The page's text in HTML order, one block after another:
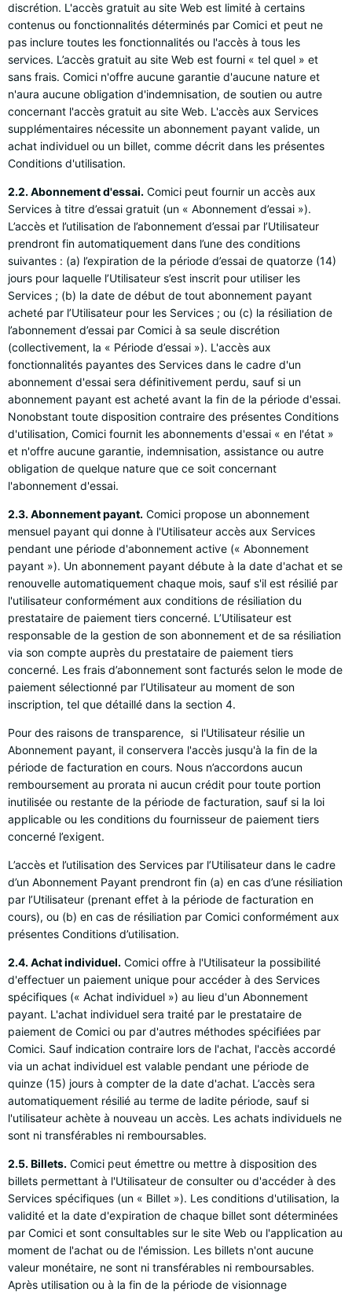
discrétion. L'accès gratuit au site Web est limité à certains
contenus ou fonctionnalités déterminés par Comici et peut ne
pas inclure toutes les fonctionnalités ou l'accès à tous les
services. L’accès gratuit au site Web est fourni « tel quel » et
sans frais. Comici n'offre aucune garantie d'aucune nature et
n'aura aucune obligation d'indemnisation, de soutien ou autre
concernant l'accès gratuit au site Web. L'accès aux Services
supplémentaires nécessite un abonnement payant valide, un
achat individuel ou un billet, comme décrit dans les présentes
Conditions d'utilisation.
2.2. Abonnement d'essai. Comici peut fournir un accès aux
Services à titre d’essai gratuit (un « Abonnement d’essai »).
L’accès et l’utilisation de l’abonnement d’essai par l’Utilisateur
prendront fin automatiquement dans l’une des conditions
suivantes : (a) l’expiration de la période d’essai de quatorze (14)
jours pour laquelle l’Utilisateur s’est inscrit pour utiliser les
Services ; (b) la date de début de tout abonnement payant
acheté par l’Utilisateur pour les Services ; ou (c) la résiliation de
l’abonnement d’essai par Comici à sa seule discrétion
(collectivement, la « Période d’essai »). L'accès aux
fonctionnalités payantes des Services dans le cadre d'un
abonnement d'essai sera définitivement perdu, sauf si un
abonnement payant est acheté avant la fin de la période d'essai.
Nonobstant toute disposition contraire des présentes Conditions
d'utilisation, Comici fournit les abonnements d'essai « en l'état »
et n'offre aucune garantie, indemnisation, assistance ou autre
obligation de quelque nature que ce soit concernant
l'abonnement d'essai.
2.3. Abonnement payant. Comici propose un abonnement
mensuel payant qui donne à l'Utilisateur accès aux Services
pendant une période d'abonnement active (« Abonnement
payant »). Un abonnement payant débute à la date d'achat et se
renouvelle automatiquement chaque mois, sauf s'il est résilié par
l'utilisateur conformément aux conditions de résiliation du
prestataire de paiement tiers concerné. L’Utilisateur est
responsable de la gestion de son abonnement et de sa résiliation
via son compte auprès du prestataire de paiement tiers
concerné. Les frais d’abonnement sont facturés selon le mode de
paiement sélectionné par l’Utilisateur au moment de son
inscription, tel que détaillé dans la section 4.
Pour des raisons de transparence, si l'Utilisateur résilie un
Abonnement payant, il conservera l'accès jusqu'à la fin de la
période de facturation en cours. Nous n’accordons aucun
remboursement au prorata ni aucun crédit pour toute portion
inutilisée ou restante de la période de facturation, sauf si la loi
applicable ou les conditions du fournisseur de paiement tiers
concerné l’exigent.
L’accès et l’utilisation des Services par l’Utilisateur dans le cadre
d’un Abonnement Payant prendront fin (a) en cas d’une résiliation
par l’Utilisateur (prenant effet à la période de facturation en
cours), ou (b) en cas de résiliation par Comici conformément aux
présentes Conditions d’utilisation.
2.4. Achat individuel. Comici offre à l'Utilisateur la possibilité
d'effectuer un paiement unique pour accéder à des Services
spécifiques (« Achat individuel ») au lieu d'un Abonnement
payant. L'achat individuel sera traité par le prestataire de
paiement de Comici ou par d'autres méthodes spécifiées par
Comici. Sauf indication contraire lors de l'achat, l'accès accordé
via un achat individuel est valable pendant une période de
quinze (15) jours à compter de la date d'achat. L’accès sera
automatiquement résilié au terme de ladite période, sauf si
l'utilisateur achète à nouveau un accès. Les achats individuels ne
sont ni transférables ni remboursables.
2.5. Billets. Comici peut émettre ou mettre à disposition des
billets permettant à l'Utilisateur de consulter ou d'accéder à des
Services spécifiques (un « Billet »). Les conditions d'utilisation, la
validité et la date d'expiration de chaque billet sont déterminées
par Comici et sont consultables sur le site Web ou l'application au
moment de l'achat ou de l'émission. Les billets n'ont aucune
valeur monétaire, ne sont ni transférables ni remboursables.
Après utilisation ou à la fin de la période de visionnage